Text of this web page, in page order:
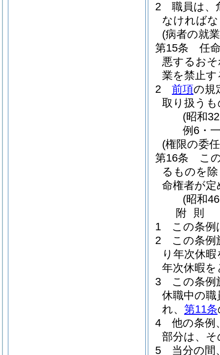
2
職員は、
なければ
(病者の就
第15条
任
悪するお
業を禁止
2
前項の規
取り扱う
(昭和
例6・
(権限の委
第16条
こ
るものを
命権者が
(昭和
附 則
1
この条例
2
この条
り年次休
年次休暇
3
この条例
休職中の
れ、 第11条
4
他の条例
部分は、
5
当分の間